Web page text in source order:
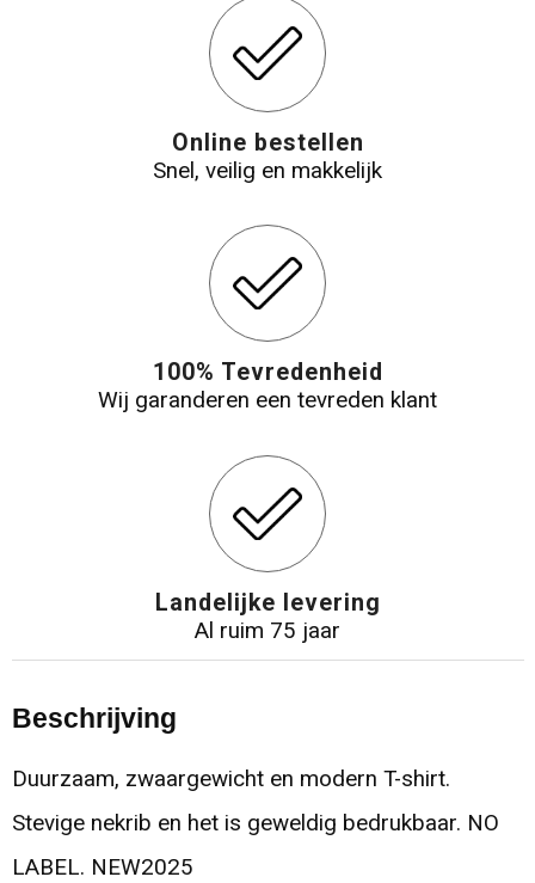
Online bestellen
Snel, veilig en makkelijk
100% Tevredenheid
Wij garanderen een tevreden klant
Landelijke levering
Al ruim 75 jaar
Beschrijving
Duurzaam, zwaargewicht en modern T-shirt.
Stevige nekrib en het is geweldig bedrukbaar. NO
LABEL. NEW2025